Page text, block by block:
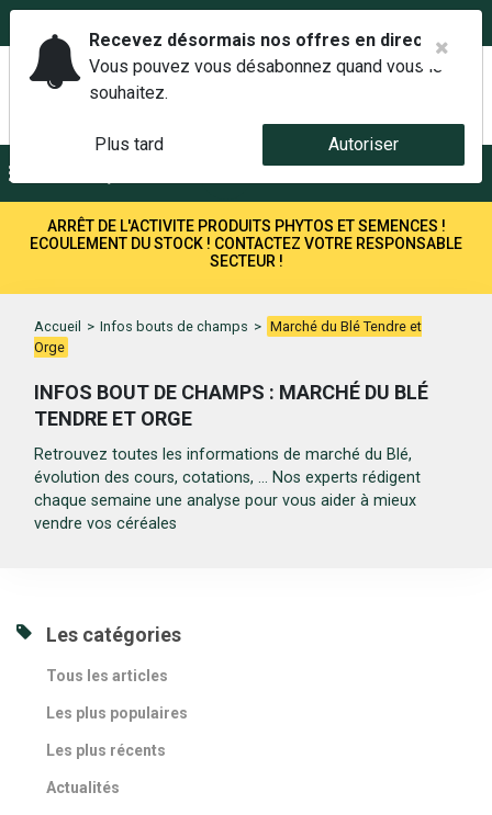
ARRÊT DE L'ACTIVITE PRODUITS PHYTOS ET SEMENCES !
ECOULEMENT DU STOCK ! CONTACTEZ VOTRE RESPONSABLE
SECTEUR !
Accueil > Infos bouts de champs > Marché du Blé Tendre et
Orge
INFOS BOUT DE CHAMPS : MARCHÉ DU BLÉ
TENDRE ET ORGE
Retrouvez toutes les informations de marché du Blé,
évolution des cours, cotations, ... Nos experts rédigent
chaque semaine une analyse pour vous aider à mieux
vendre vos céréales
Les catégories
Tous les articles
Les plus populaires
Les plus récents
Actualités
Recevez désormais nos offres en direct.
Vous pouvez vous désabonnez quand vous le
souhaitez.
Plus tard Autoriser